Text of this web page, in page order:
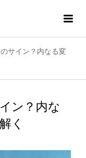
サイン？内なる変
ン？内な
く